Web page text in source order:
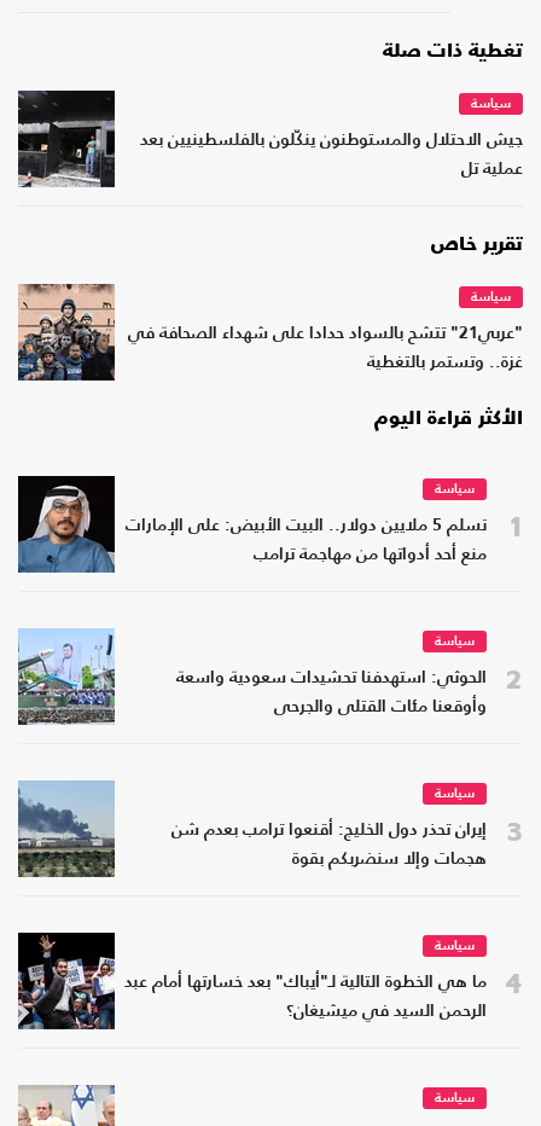
تغطية ذات صلة
سياسة
جيش الاحتلال والمستوطنون ينكّلون بالفلسطينيين بعد
عملية تل
تقرير خاص
سياسة
"عربي21" تتشح بالسواد حدادا على شهداء الصحافة في
غزة.. وتستمر بالتغطية
الأكثر قراءة اليوم
1
سياسة
تسلم 5 ملايين دولار.. البيت الأبيض: على الإمارات
منع أحد أدواتها من مهاجمة ترامب
2
سياسة
الحوثي: استهدفنا تحشيدات سعودية واسعة
وأوقعنا مئات القتلى والجرحى
3
سياسة
إيران تحذر دول الخليج: أقنعوا ترامب بعدم شن
هجمات وإلا سنضربكم بقوة
4
سياسة
ما هي الخطوة التالية لـ"أيباك" بعد خسارتها أمام عبد
الرحمن السيد في ميشيغان؟
سياسة